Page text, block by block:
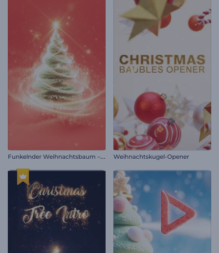
F
unkelnder Weihnachtsbaum – Einleitung Weihnachtskugel-Opener